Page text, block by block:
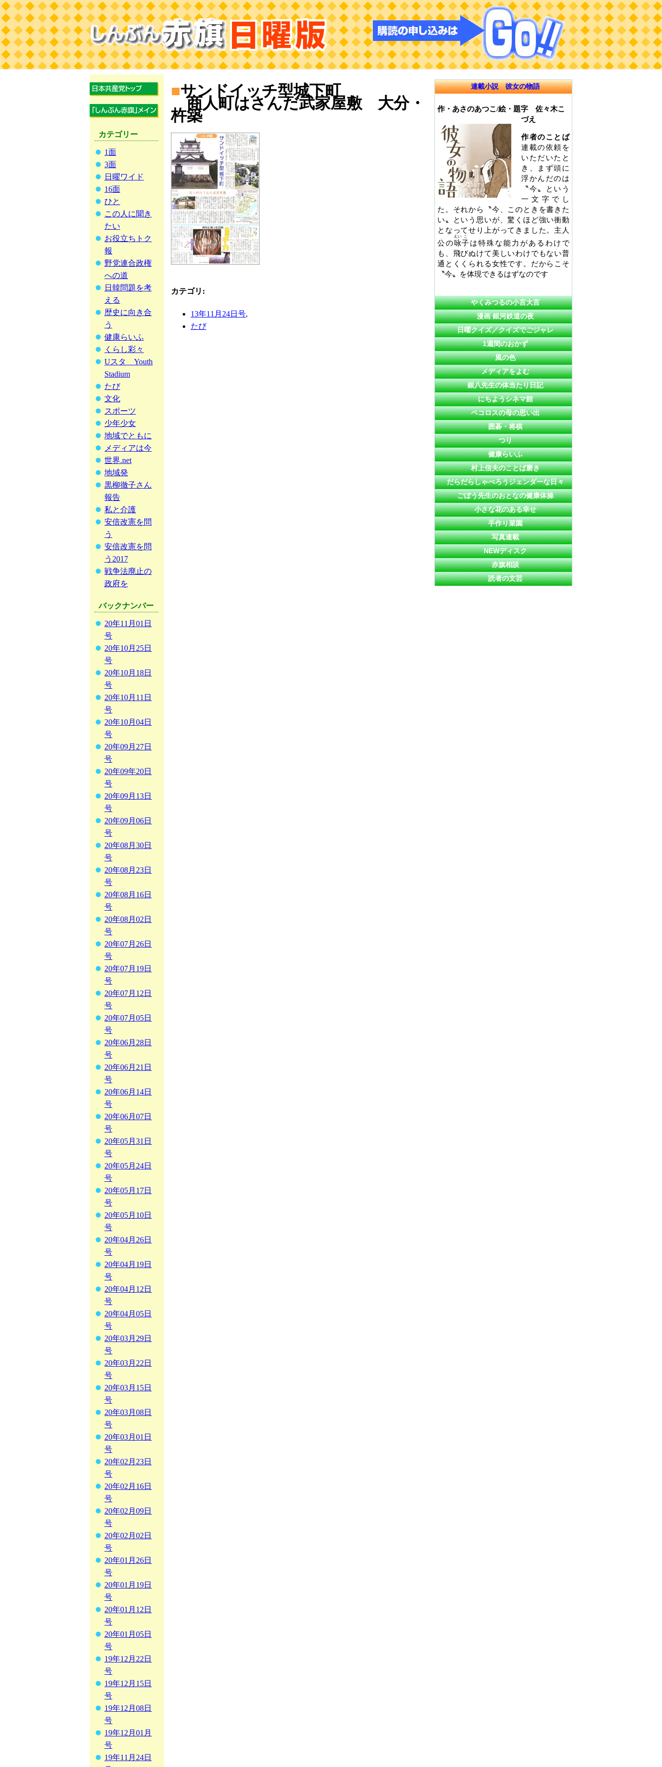
カテゴリー
1面
3面
日曜ワイド
16面
ひと
この人に聞き
たい
お役立ちトク
報
野党連合政権
への道
日韓問題を考
える
歴史に向き合
う
健康らいふ
くらし彩々
Uスタ Youth
Stadium
たび
文化
スポーツ
少年少女
地域でともに
メディアは今
世界.net
地域発
黒柳徹子さん
報告
私と介護
安倍改憲を問
う
安倍改憲を問
う2017
戦争法廃止の
政府を
バックナンバー
20年11月01日
号
20年10月25日
号
20年10月18日
号
20年10月11日
号
20年10月04日
号
20年09月27日
号
20年09年20日
号
20年09月13日
号
20年09月06日
号
20年08月30日
号
20年08月23日
号
20年08月16日
号
20年08月02日
号
20年07月26日
号
20年07月19日
号
20年07月12日
号
20年07月05日
号
20年06月28日
号
20年06月21日
号
20年06月14日
号
20年06月07日
号
20年05月31日
号
20年05月24日
号
20年05月17日
号
20年05月10日
号
20年04月26日
号
20年04月19日
号
20年04月12日
号
20年04月05日
号
20年03月29日
号
20年03月22日
号
20年03月15日
号
20年03月08日
号
20年03月01日
号
20年02月23日
号
20年02月16日
号
20年02月09日
号
20年02月02日
号
20年01月26日
号
20年01月19日
号
20年01月12日
号
20年01月05日
号
19年12月22日
号
19年12月15日
号
19年12月08日
号
19年12月01月
号
19年11月24日
■サンドイッチ型城下町
商人町はさんだ武家屋敷 大分・
杵築
カテゴリ :
13年11月24日号,
たび
連載小説 彼女の物語
作・あさのあつこ/絵・題字 佐々木こ
づえ
作者のことば
連載の依頼を
いただいたと
き、まず頭に
浮かんだのは
〝今〟という
一文字でし
た。それから〝今、このときを書きた
い〟という思いが、驚くほど強い衝動
となってせり上がってきました。主人
公の咏
えい
子
こ
は特殊な能力があるわけで
も、飛びぬけて美しいわけでもない普
通とくくられる女性です。だからこそ
〝今〟を体現できるはずなのです
やくみつるの小言大言
漫画 銀河鉄道の夜
日曜クイズ／クイズでごジャレ
1週間のおかず
風の色
メディアをよむ
銀八先生の体当たり日記
にちようシネマ館
ペコロスの母の思い出
囲碁・将棋
つり
健康らいふ
村上信夫のことば磨き
だらだらしゃべろうジェンダーな日々
ごぼう先生のおとなの健康体操
小さな花のある幸せ
手作り菜園
写真連載
NEWディスク
赤旗相談
読者の文芸